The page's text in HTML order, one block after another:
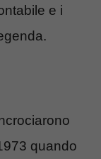
e i
quando